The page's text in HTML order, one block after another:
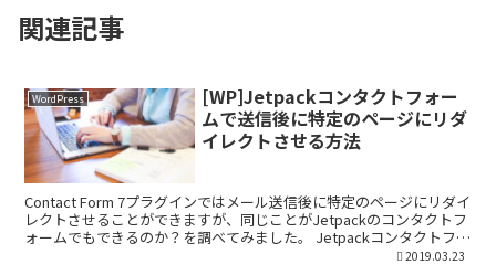
関連記事
WordPress
[WP]Jetpackコンタクトフォー
ムで送信後に特定のページにリダ
イレクトさせる方法
Contact Form 7プラグインではメール送信後に特定のページにリダイ
レクトさせることができますが、同じことがJetpackのコンタクトフ
ォームでもできるのか？を調べてみました。 Jetpackコンタクトフォ
2019.03.23